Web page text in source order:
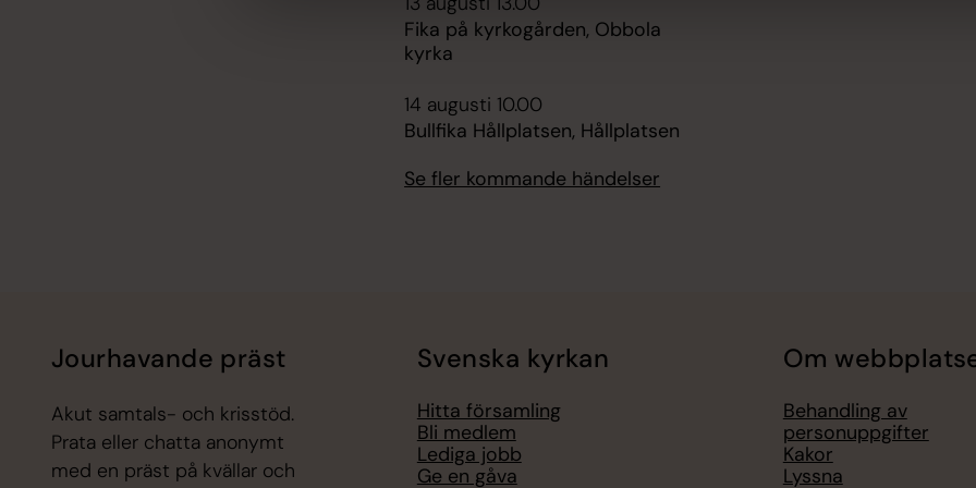
Fika på kyrkogården, Obbola
kyrka
14 augusti 10.00
Bullfika Hållplatsen, Hållplatsen
Se fler kommande händelser
Jourhavande präst
Akut samtals- och krisstöd.
Prata eller chatta anonymt
med en präst på kvällar och
Svenska kyrkan
Hitta församling
Bli medlem
Lediga jobb
Ge en gåva
Om
Behandling av
personuppgifter
Kakor
Lyssna